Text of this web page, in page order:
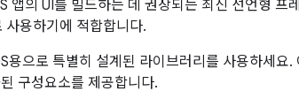
앱의 UI를 빌드하는 데 권장되는 최신 선언형 프
용하기에 적합합니다.
으로 특별히 설계된 라이브러리를 사용하세요.
구성요소를 제공합니다.